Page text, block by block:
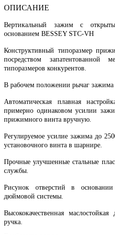
ОПИСАНИЕ
Вертикальный зажим с
основанием BESSEY STC-VH
Конструктивный типоразмер
посредством запатентованной
типоразмеров конкурентов.
В рабочем положении рычаг зажима
Автоматическая плавная
примерно одинаковом усилии
прижимного винта вручную.
Регулируемое усилие зажима до
установочного винта в шарнире.
Прочные улучшенные стальные
службы.
Рисунок отверстий в
дюймовой системы.
Высококачественная маслостойкая
ручка.